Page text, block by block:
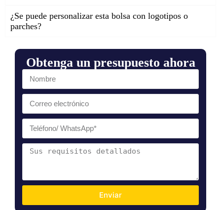
Obtenga un presupuesto ahora
Enviar
¿Se puede personalizar esta bolsa con logotipos o
parches?